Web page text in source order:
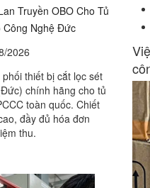
Truyền OBO Cho Tủ
Công Nghệ Đức
2026
thiết bị cắt lọc sét
chính hãng cho tủ
toàn quốc. Chiết
đầy đủ hóa đơn
thu.